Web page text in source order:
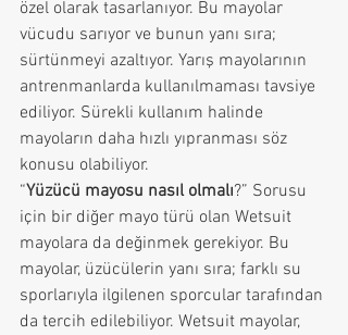
özel olarak tasarlanıyor. Bu mayolar
vücudu sarıyor ve bunun yanı sıra;
sürtünmeyi azaltıyor. Yarış mayolarının
antrenmanlarda kullanılmaması tavsiye
ediliyor. Sürekli kullanım halinde
mayoların daha hızlı yıpranması söz
konusu olabiliyor.
“Yüzücü mayosu nasıl olmalı?” Sorusu
için bir diğer mayo türü olan Wetsuit
mayolara da değinmek gerekiyor. Bu
mayolar, üzücülerin yanı sıra; farklı su
sporlarıyla ilgilenen sporcular tarafından
da tercih edilebiliyor. Wetsuit mayolar,